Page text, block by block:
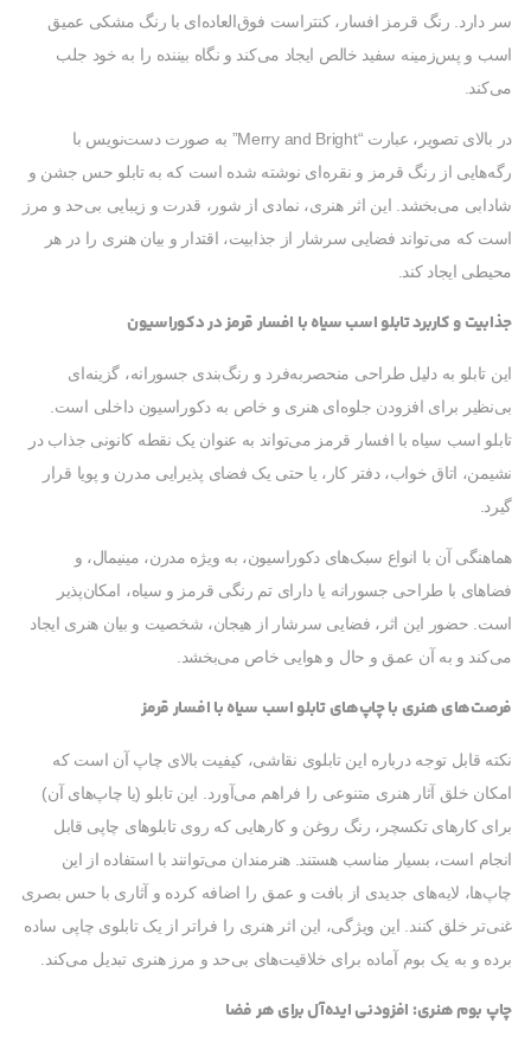
سر دارد. رنگ قرمز افسار، کنتراست فوق‌العاده‌ای با رنگ مشکی عمیق
اسب و پس‌زمینه سفید خالص ایجاد می‌کند و نگاه بیننده را به خود جلب
می‌کند.
در بالای تصویر، عبارت “Merry and Bright” به صورت دست‌نویس با
رگه‌هایی از رنگ قرمز و نقره‌ای نوشته شده است که به تابلو حس جشن و
شادابی می‌بخشد. این اثر هنری، نمادی از شور، قدرت و زیبایی بی‌حد و مرز
است که می‌تواند فضایی سرشار از جذابیت، اقتدار و بیان هنری را در هر
محیطی ایجاد کند.
جذابیت و کاربرد تابلو اسب سیاه با افسار قرمز در دکوراسیون
این تابلو به دلیل طراحی منحصربه‌فرد و رنگ‌بندی جسورانه، گزینه‌ای
بی‌نظیر برای افزودن جلوه‌ای هنری و خاص به دکوراسیون داخلی است.
تابلو اسب سیاه با افسار قرمز می‌تواند به عنوان یک نقطه کانونی جذاب در
نشیمن، اتاق خواب، دفتر کار، یا حتی یک فضای پذیرایی مدرن و پویا قرار
گیرد.
هماهنگی آن با انواع سبک‌های دکوراسیون، به ویژه مدرن، مینیمال، و
فضاهای با طراحی جسورانه یا دارای تم رنگی قرمز و سیاه، امکان‌پذیر
است. حضور این اثر، فضایی سرشار از هیجان، شخصیت و بیان هنری ایجاد
می‌کند و به آن عمق و حال و هوایی خاص می‌بخشد.
فرصت‌های هنری با چاپ‌های تابلو اسب سیاه با افسار قرمز
نکته قابل توجه درباره این تابلوی نقاشی، کیفیت بالای چاپ آن است که
امکان خلق آثار هنری متنوعی را فراهم می‌آورد. این تابلو (یا چاپ‌های آن)
برای کارهای تکسچر، رنگ روغن و کارهایی که روی تابلوهای چاپی قابل
انجام است، بسیار مناسب هستند. هنرمندان می‌توانند با استفاده از این
چاپ‌ها، لایه‌های جدیدی از بافت و عمق را اضافه کرده و آثاری با حس بصری
غنی‌تر خلق کنند. این ویژگی، این اثر هنری را فراتر از یک تابلوی چاپی ساده
برده و به یک بوم آماده برای خلاقیت‌های بی‌حد و مرز هنری تبدیل می‌کند.
چاپ بوم هنری: افزودنی ایده‌آل برای هر فضا